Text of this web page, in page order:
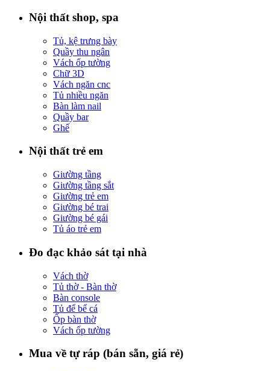
Nội thất shop, spa
Tủ, kệ trưng bày
Quầy thu ngân
Vách ốp tường
Chữ 3D
Vách ngăn cnc
Tủ nhiều ngăn
Bàn làm nail
Quầy bar
Ghế
Nội thất trẻ em
Giường tầng
Giường tầng sắt
Giường trẻ em
Giường bé trai
Giường bé gái
Tủ áo trẻ em
Đo đạc khảo sát tại nhà
Vách thờ
Tủ thờ - Bàn thờ
Bàn console
Tủ để bể cá
Ốp bàn thờ
Vách ốp tường
Mua về tự ráp (bán sẵn, giá rẻ)